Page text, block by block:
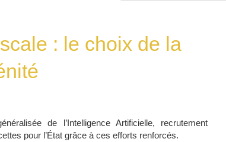
: le choix de la
de l’Intelligence Artificielle, recrutement
pour l’État grâce à ces efforts renforcés.